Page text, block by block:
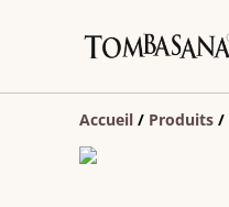
Accueil / Produits /